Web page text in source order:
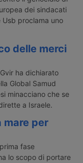
dei sindacati
proclama uno
delle merci
ha dichiarato
Global Samud
minacciano che se
a Israele.
per
fase
lo scopo di portare